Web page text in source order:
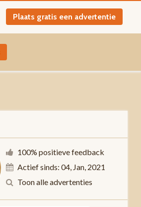
Plaats gratis een advertentie
100% positieve feedback
Actief sinds: 04, Jan, 2021
Toon alle advertenties